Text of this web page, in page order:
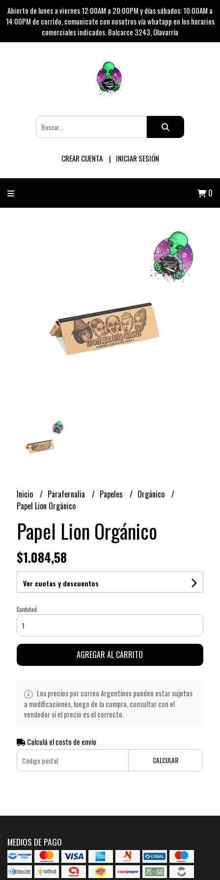
Abierto de lunes a viernes 12:00AM a 20:00PM y días sábados: 10:00AM a
14:00PM de corrido, comunicate con nosotros vía whatapp en los horarios
comerciales indicados. Balcarce 3243, Olavarría
CREAR CUENTA INICIAR SESIÓN
0
Inicio Parafernalia Papeles
Orgánico
Papel Lion Orgánico
Papel Lion Orgánico
$1.084,58
Ver cuotas y descuentos
Cantidad
AGREGAR AL CARRITO
Los precios por correo Argentinos pueden estar sujetos
a modificaciones, luego de la compra, consultar con el
vendedor si el precio es el correcto.
Calculá el costo de envío
CALCULAR
MEDIOS DE PAGO